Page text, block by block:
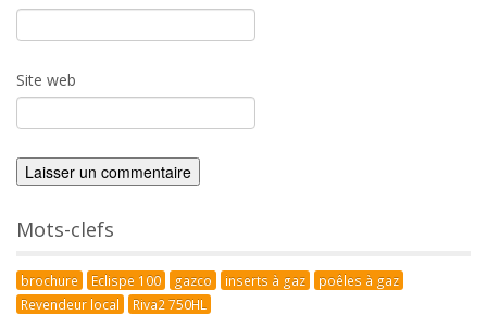
Site web
Mots-clefs
brochure Eclispe 100 gazco inserts à gaz
poêles à gaz
Revendeur local
Riva2 750HL